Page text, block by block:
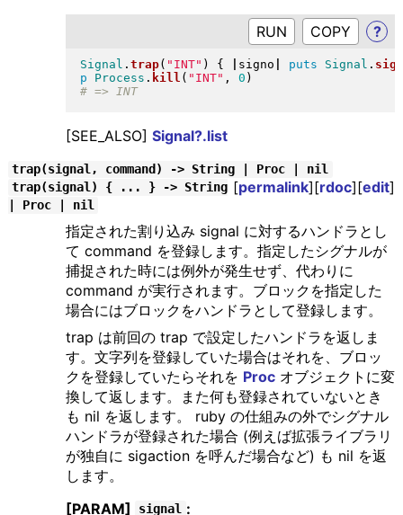
RUN ?
Signal . trap( " INT" ) { signo puts Signal .
p
Process . kill ( " INT" , 0 )
# => INT
[SEE_ALSO] Signal?.list
trap(signal, command) -> String | Proc | nil
[permalink][rdoc][edit]
trap(signal) { ... } -> String
| Proc | nil
指定された割り込み signal に対するハンドラとし
て command を登録します。指定したシグナルが
捕捉された時には例外が発生せず、代わりに
command が実行されます。ブロックを指定した
場合にはブロックをハンドラとして登録します。
trap は前回の trap で設定したハンドラを返しま
す。文字列を登録していた場合はそれを、ブロッ
クを登録していたらそれを Procオブジェクトに変
換して返します。また何も登録されていないとき
も nil を返します。 ruby の仕組みの外でシグナル
ハンドラが登録された場合 (例えば拡張ライブラリ
が独自に sigaction を呼んだ場合など) も nil を返
します。
[PARAM]
signal :